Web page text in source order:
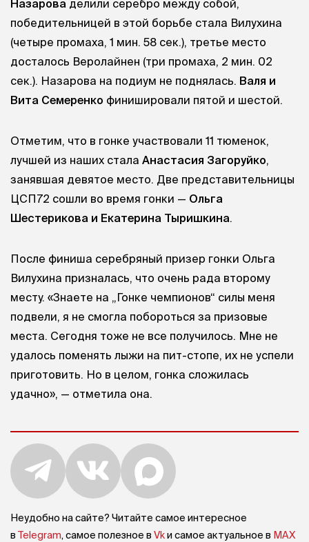
Назарова делили серебро между собой,
победительницей в этой борьбе стала Вилухина
(четыре промаха, 1 мин. 58 сек.), третье место
досталось Веролайнен (три промаха, 2 мин. 02
сек.). Назарова на подиум не поднялась. Валя и
Вита Семеренко финишировали пятой и шестой.
Отметим, что в гонке участвовали 11 тюменок,
лучшей из наших стала Анастасия Загоруйко,
занявшая девятое место. Две представительницы
ЦСП72 сошли во время гонки — Ольга
Шестерикова и Екатерина Тыришкина.
После финиша серебряный призер гонки Ольга
Вилухина призналась, что очень рада второму
месту. «Знаете на „Гонке чемпионов“ силы меня
подвели, я не смогла побороться за призовые
места. Сегодня тоже не все получилось. Мне не
удалось поменять лыжи на пит-стопе, их не успели
приготовить. Но в целом, гонка сложилась
удачно», — отметила она.
Неудобно на сайте? Читайте самое интересное
в Telegram, самое полезное в Vkи самое актуальное в MAX